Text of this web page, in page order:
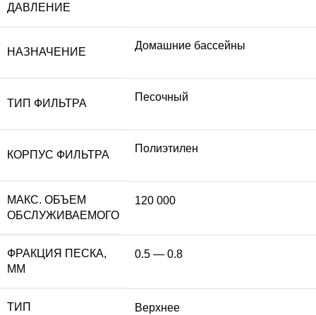
ДАВЛЕНИЕ
НАЗНАЧЕНИЕ
Домашние бассейны
ТИП ФИЛЬТРА
Песочный
КОРПУС ФИЛЬТРА
Полиэтилен
МАКС. ОБЪЕМ
ОБСЛУЖИВАЕМОГО
120 000
ФРАКЦИЯ ПЕСКА,
ММ
0.5 — 0.8
ТИП
Верхнее